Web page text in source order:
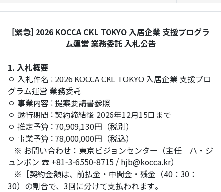
[緊急] 2026 KOCCA CKL TOKYO 入居企業 支援プログラ
ム運営 業務委託 入札公告
1. 入札概要
ㅇ 入札件名 : 2026 KOCCA CKL TOKYO 入居企業 支援プロ
グラム運営 業務委託
ㅇ 事業内容 : 提案要請書参照
ㅇ 遂行期間 : 契約締結後 2026年12月15日まで
ㅇ 推定予算 : 70,909,130円（税別）
ㅇ 事業予算 : 78,000,000円（税込）
※ お問い合わせ：東京ビジョンセンター（主任 ハ・ジ
ュンボン ☎ +81-3-6550-8715 / hjb@kocca.kr）
※［契約金額は、前払金・中間金・残金（40：30：
30）の割合で、3回に分けて支払われます。